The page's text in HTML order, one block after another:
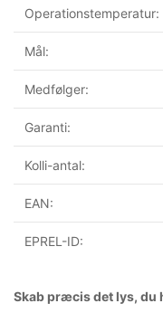
Operationstemperatur:
Mål:
Medfølger:
Garanti:
Kolli-antal:
EAN:
EPREL-ID:
Skab præcis det lys, du